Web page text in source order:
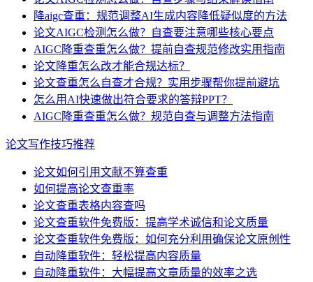
降aigc查重：规范调整AI生成内容降低疑似度的方法
论文AIGC检测怎么做？自查要注意哪些核心要点
AIGC降重查重怎么做？提前自查规范修改实用指南
论文降重怎么改才能合规达标？
论文查重怎么自查才合规？实用步骤帮你提前避坑
怎么用AI快速做出符合要求的答辩PPT？
AIGC降重查重怎么做？规范自查与调整方法指南
论文写作技巧推荐
论文如何引用文献不算查重
如何提高论文查重率
论文查重表格内容查吗
论文查重软件免费版：提高学术诚信和论文质量
论文查重软件免费版：如何充分利用确保论文原创性
自动降重软件：轻松提高内容质量
自动降重软件：大幅提高文章质量的效率之选